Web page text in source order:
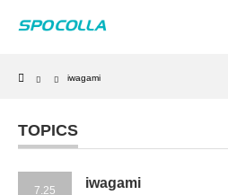
Home
iwagami
TOPICS
7.25
iwagami